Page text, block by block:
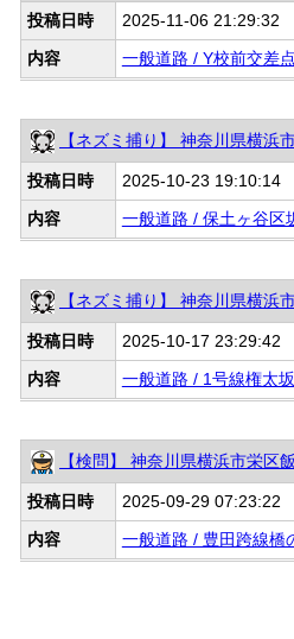
投稿日時
2025-11-06 21:29:32
内容
一般道路 / Y校前交差
【ネズミ捕り】 神奈川県横浜
投稿日時
2025-10-23 19:10:14
内容
一般道路 / 保土ヶ谷区
【ネズミ捕り】 神奈川県横浜
投稿日時
2025-10-17 23:29:42
内容
一般道路 / 1号線権太
【検問】 神奈川県横浜市栄区
投稿日時
2025-09-29 07:23:22
内容
一般道路 / 豊田跨線橋